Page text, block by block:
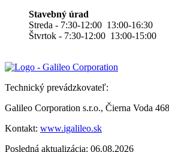
Stavebný úrad
Streda - 7:30-12:00 13:00-16:30
Štvrtok - 7:30-12:00 13:00-15:00
Technický prevádzkovateľ:
Galileo Corporation s.r.o., Čierna Voda
Kontakt: www.igalileo.sk
Posledná aktualizácia: 06.08.2026